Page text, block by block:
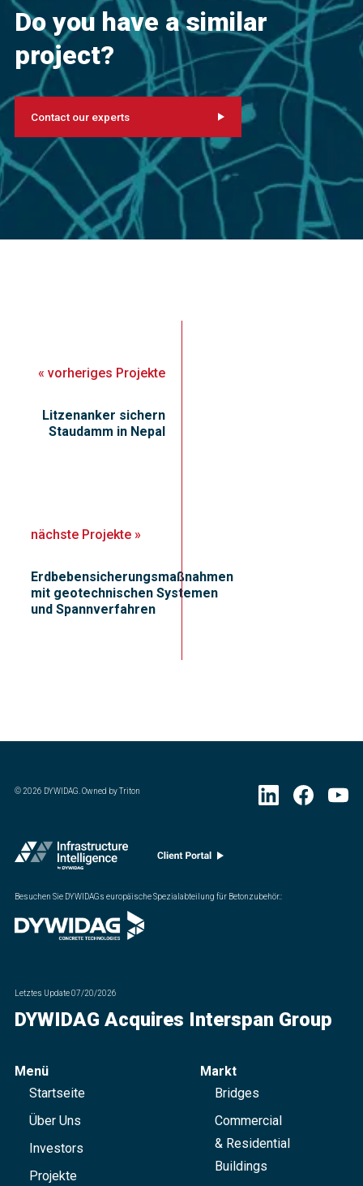
Do you have a similar
project?
Contact our experts
«vorheriges Projekte
Litzenanker sichern
Staudamm in Nepal
nächste Projekte»
Erdbebensicherungsmaßnahmen
mit geotechnischen Systemen
und Spannverfahren
©2026 DYWIDAG. Owned by Triton
Besuchen Sie DYWIDAGs europäische Spezialabteilung für Betonzubehör.:
Letztes Update07/20/2026
DYWIDAG Acquires Interspan Group
Menü
Startseite
Über Uns
Investors
Projekte
Markt
Bridges
Commercial
& Residential
Buildings